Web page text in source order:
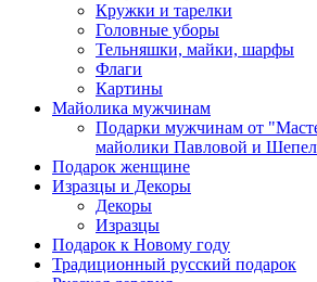
Кружки и тарелки
Головные уборы
Тельняшки, майки, шарфы
Флаги
Картины
Майолика мужчинам
Подарки мужчинам от
майолики Павловой и
Подарок женщине
Изразцы и Декоры
Декоры
Изразцы
Подарок к Новому году
Традиционный русский подарок